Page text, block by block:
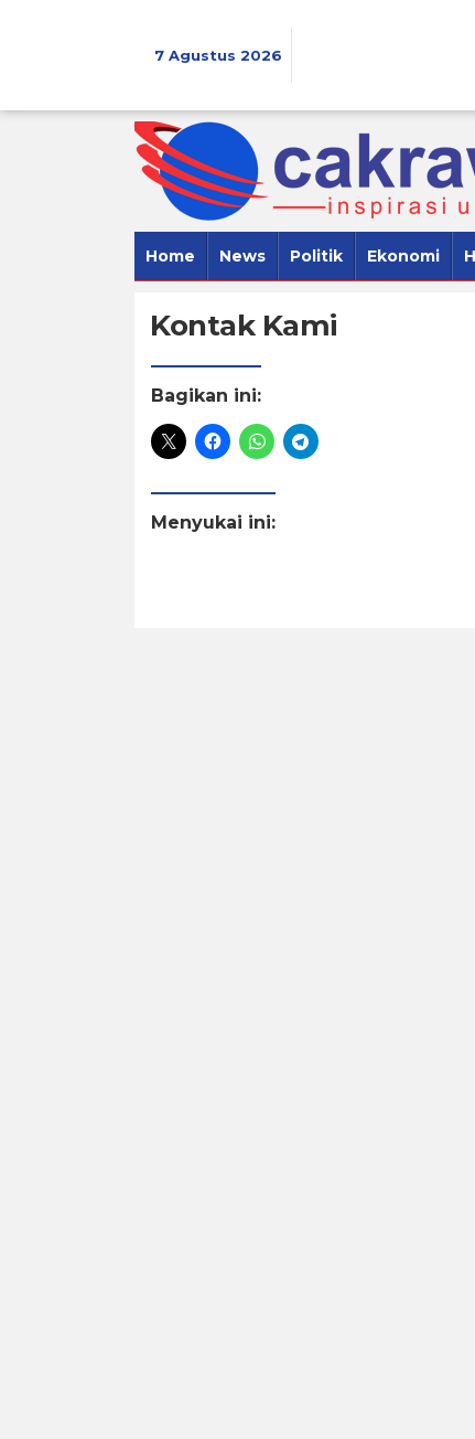
7 Agustus 2026
Home News Politik Ekonomi
Kontak Kami
Juli
2020
Cakrawala
7
Bagikan ini:
Menyukai ini: